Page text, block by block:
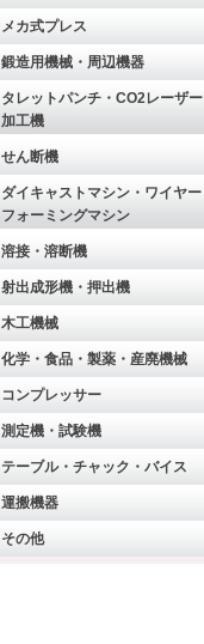
メカ式プレス
鍛造用機械・周辺機器
タレットパンチ・CO2レーザー
加工機
せん断機
ダイキャストマシン・ワイヤー
フォーミングマシン
溶接・溶断機
射出成形機・押出機
木工機械
化学・食品・製薬・産廃機械
コンプレッサー
測定機・試験機
テーブル・チャック・バイス
運搬機器
その他